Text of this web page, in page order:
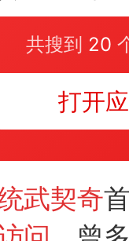
共搜到 20
打开
武契奇